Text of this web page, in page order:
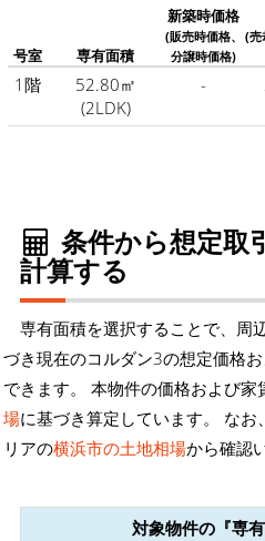
号室 専有面積
新築時価格
(販売時価格、
分譲時価格)
(売
1階
52.80㎡
(2LDK)
-
条件から想定取
計算する
専有面積を選択することで、周
づき現在のコルダン3の想定価格
できます。 本物件の価格および家
場に基づき算定しています。 な
リアの横浜市の土地相場から確認
対象物件の『専